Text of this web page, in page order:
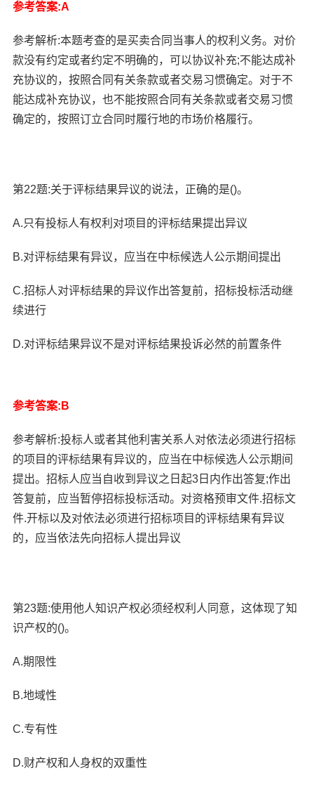
参考答案:A
参考解析:本题考查的是买卖合同当事人的权利义务。对价
款没有约定或者约定不明确的，可以协议补充;不能达成补
充协议的，按照合同有关条款或者交易习惯确定。对于不
能达成补充协议，也不能按照合同有关条款或者交易习惯
确定的，按照订立合同时履行地的市场价格履行。
第22题:关于评标结果异议的说法，正确的是()。
A.只有投标人有权利对项目的评标结果提出异议
B.对评标结果有异议，应当在中标候选人公示期间提出
C.招标人对评标结果的异议作出答复前，招标投标活动继
续进行
D.对评标结果异议不是对评标结果投诉必然的前置条件
参考答案:B
参考解析:投标人或者其他利害关系人对依法必须进行招标
的项目的评标结果有异议的，应当在中标候选人公示期间
提出。招标人应当自收到异议之日起3日内作出答复;作出
答复前，应当暂停招标投标活动。对资格预审文件.招标文
件.开标以及对依法必须进行招标项目的评标结果有异议
的，应当依法先向招标人提出异议
第23题:使用他人知识产权必须经权利人同意，这体现了知
识产权的()。
A.期限性
B.地域性
C.专有性
D.财产权和人身权的双重性